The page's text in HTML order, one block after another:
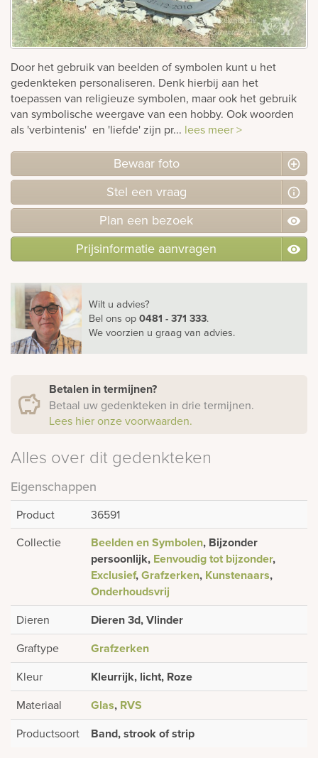
Door het gebruik van beelden of symbolen kunt u het
gedenkteken personaliseren. Denk hierbij aan het
toepassen van religieuze symbolen, maar ook het gebruik
van symbolische weergave van een hobby. Ook woorden
als 'verbintenis' en 'liefde' zijn pr... lees meer >
Bewaar foto
Stel een vraag
Plan een bezoek
Prijsinformatie aanvragen
Wilt u advies?
Bel ons op0481 - 371 333.
We voorzien u graag van advies.
Betalen in termijnen?
Betaal uw gedenkteken in drie termijnen.
Lees hier onze voorwaarden.
Alles over dit gedenkteken
Eigenschappen
Product
36591
Collectie
Beelden en Symbolen, Bijzonder
persoonlijk, Eenvoudig tot bijzonder,
Exclusief,Grafzerken, Kunstenaars,
Onderhoudsvrij
Dieren Dieren 3d, Vlinder
Graftype Grafzerken
Kleur Kleurrijk, licht, Roze
Materiaal Glas, RVS
Productsoort Band, strook of strip